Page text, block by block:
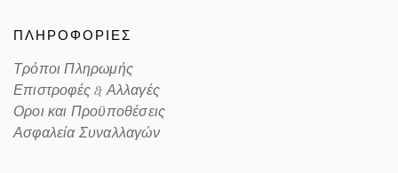
ΠΛΗΡΟΦΟΡΙΕΣ
Τρόποι Πληρωμής
Επιστροφές & Αλλαγές
Οροι και Προϋποθέσεις
Ασφαλεία Συναλλαγών